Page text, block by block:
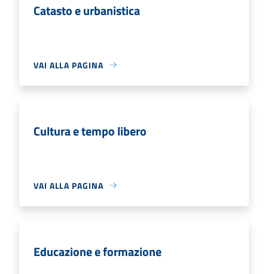
Catasto e urbanistica
VAI ALLA PAGINA
Cultura e tempo libero
VAI ALLA PAGINA
Educazione e formazione